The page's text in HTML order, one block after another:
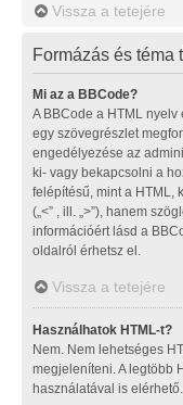
Vissza a tetejére
Formázás és téma
Mi az a BBCode?
A BBCode a HTML
egy szövegrészlet
engedélyezése az
ki- vagy bekapcsolni a
felépítésű, mint a HTML,
(„<” , ill. „>”), hanem
információért lásd a
oldalról érhetsz el.
Vissza a tetejére
Használhatok HTML-t?
Nem. Nem lehetséges
megjeleníteni. A legtöbb
használatával is elérhető.